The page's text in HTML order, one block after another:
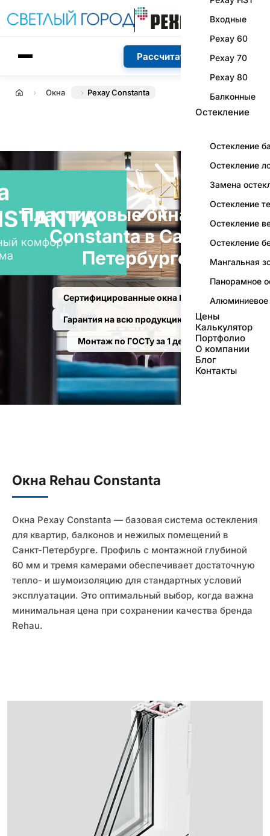
Входные
Рехау 60
Рехау 70
Рехау 80
Балконные
Остекление
Остекление
Остекление
Замена
Остекление
Остекление
Остекление
Мангальная
Панорамное
Алюминиевое
Цены
Калькулятор
Портфолио
О компании
Блог
Контакты
Рассчитать стоимость
ГлавнаяОкна Рехау Constanta
Пластиковые окна Rehau
Constanta в Санкт-
Петербурге
Сертифицированные окна РЕХАУ
Гарантия на всю продукцию 5 лет
Монтаж по ГОСТу за 1 день
Окна Rehau Constanta
Окна Рехау Constanta — базовая система остекления
для квартир, балконов и нежилых помещений в
Санкт-Петербурге. Профиль с монтажной глубиной
60 мм и тремя камерами обеспечивает достаточную
тепло- и шумоизоляцию для стандартных условий
эксплуатации. Это оптимальный выбор, когда важна
минимальная цена при сохранении качества бренда
Rehau.